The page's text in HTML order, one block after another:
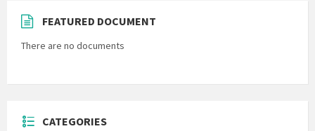
FEATURED DOCUMENT
There are no documents
CATEGORIES